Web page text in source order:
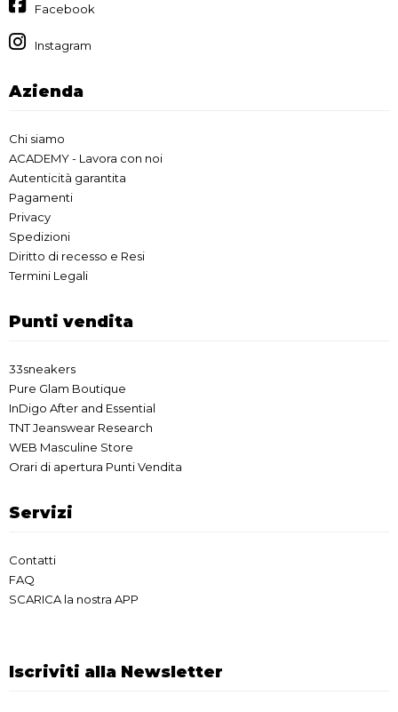
Facebook
Instagram
Azienda
Chi siamo
ACADEMY - Lavora con noi
Autenticità garantita
Pagamenti
Privacy
Spedizioni
Diritto di recesso e Resi
Termini Legali
Punti vendita
33sneakers
Pure Glam Boutique
InDigo After and Essential
TNT Jeanswear Research
WEB Masculine Store
Orari di apertura Punti Vendita
Servizi
Contatti
FAQ
SCARICA la nostra APP
Iscriviti alla Newsletter